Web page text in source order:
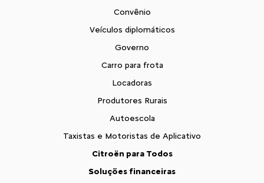
Convênio
Veículos diplomáticos
Governo
Carro para frota
Locadoras
Produtores Rurais
Autoescola
Taxistas e Motoristas de Aplicativo
Citroën para Todos
Soluções financeiras